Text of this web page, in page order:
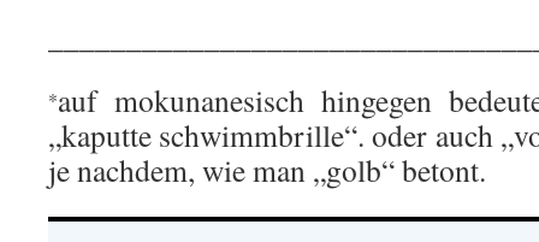
*auf mokunanesisch hingegen
„kaputte schwimmbrille“. oder auch
je nachdem, wie man „golb“ betont.